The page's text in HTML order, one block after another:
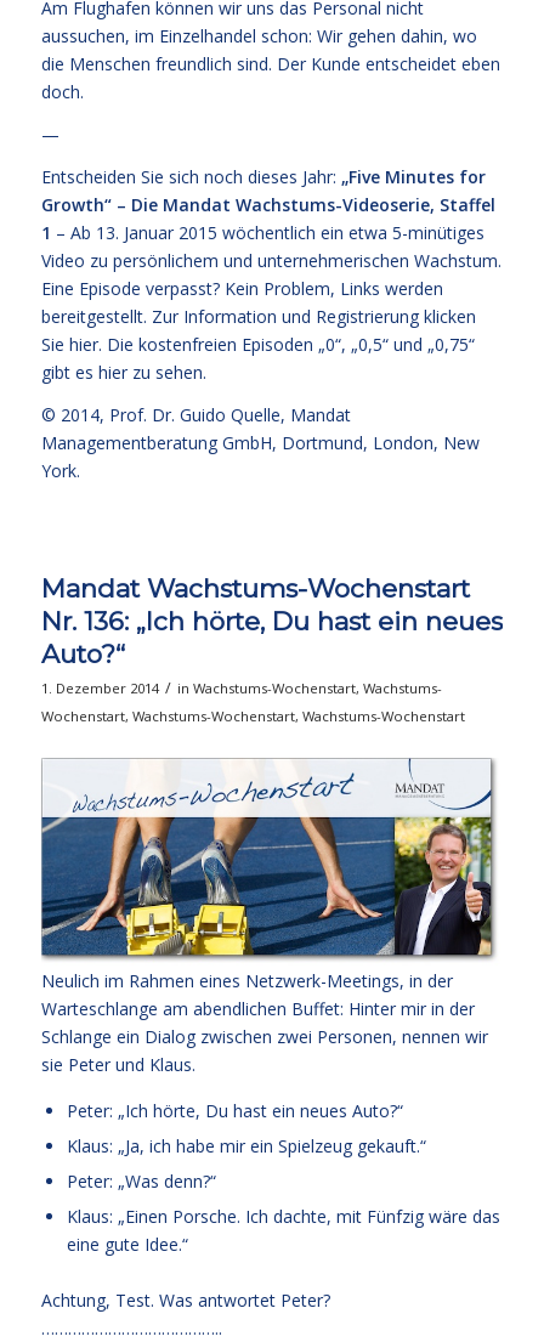
Am Flughafen können wir uns das Personal nicht
aussuchen, im Einzelhandel schon: Wir gehen dahin, wo
die Menschen freundlich sind. Der Kunde entscheidet eben
doch.
—
Entscheiden Sie sich noch dieses Jahr: „Five Minutes for
Growth“ – Die Mandat Wachstums-Videoserie, Staffel
1 – Ab 13. Januar 2015 wöchentlich ein etwa 5-minütiges
Video zu persönlichem und unternehmerischen Wachstum.
Eine Episode verpasst? Kein Problem, Links werden
bereitgestellt. Zur Information und Registrierung klicken
Sie hier. Die kostenfreien Episoden „0“, „0,5“ und „0,75“
gibt es hier zu sehen.
© 2014, Prof. Dr. Guido Quelle, Mandat
Managementberatung GmbH, Dortmund, London, New
York.
Mandat Wachstums-Wochenstart
Nr. 136: „Ich hörte, Du hast ein neues
Auto?“
1. Dezember 2014 / in Wachstums-Wochenstart, Wachstums-
Wochenstart, Wachstums-Wochenstart, Wachstums-Wochenstart
Neulich im Rahmen eines Netzwerk-Meetings, in der
Warteschlange am abendlichen Buffet: Hinter mir in der
Schlange ein Dialog zwischen zwei Personen, nennen wir
sie Peter und Klaus.
Peter: „Ich hörte, Du hast ein neues Auto?“
Klaus: „Ja, ich habe mir ein Spielzeug gekauft.“
Peter: „Was denn?“
Klaus: „Einen Porsche. Ich dachte, mit Fünfzig wäre das
eine gute Idee.“
Achtung, Test. Was antwortet Peter?
…………………………………..